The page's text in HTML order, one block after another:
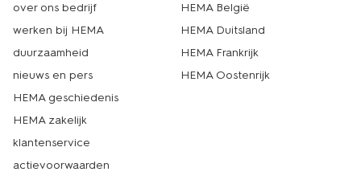
over ons bedrijf
werken bij HEMA
duurzaamheid
nieuws en pers
HEMA geschiedenis
HEMA zakelijk
klantenservice
actievoorwaarden
HEMA België
HEMA Duitsland
HEMA Frankrijk
HEMA Oostenrijk